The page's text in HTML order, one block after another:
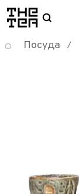
логотип
Посуда /